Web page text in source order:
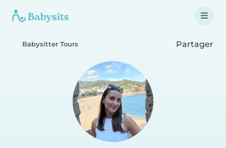
Babysitter Tours Partager